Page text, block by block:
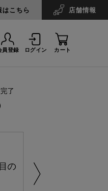
はこちら 店舗情報
員登録 ログイン カート
了
の